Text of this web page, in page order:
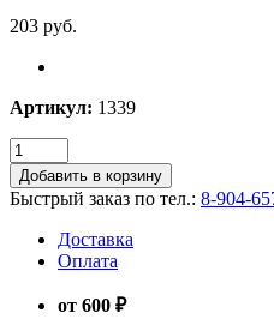
203 руб.
Артикул: 1339
Добавить в корзину
Быстрый заказ по тел.: 8-904-
Доставка
Оплата
от 600 ₽